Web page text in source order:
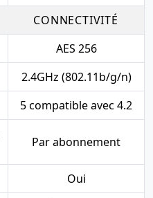
CONNECTIVITÉ
AES 256
2.4GHz (802.11b/g/n)
5 compatible avec 4.2
Par abonnement
Oui